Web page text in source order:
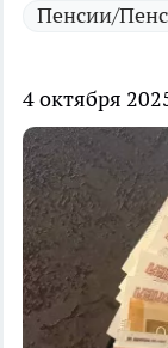
Пенсии/
4 октября